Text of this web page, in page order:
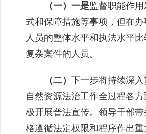
（一） 一是监督职能作
式和保障措施等事项，但在
人员的整体水平和执法水平
复杂案件的人员。
（二） 下一步将持续深
自然资源法治工作全过程各方
极开展普法宣传。领导干部带
格遵循法定权限和程序作出